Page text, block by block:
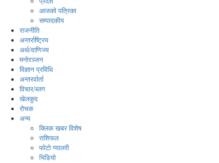
आजको पत्रिका
सम्पादकीय
राजनीति
अन्तर्राष्ट्रिय
अर्थ/वाणिज्य
मनाेरञ्जन
विज्ञान प्रविधि
अन्तरर्वार्ता
विचार/ब्लग
खेलकुद
रोचक
अन्य
क्लिक खबर विशेष
राशिफल
फोटो ग्यालरी
भिडियो